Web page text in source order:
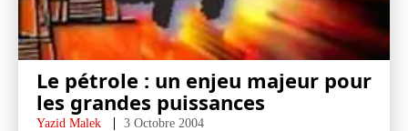
Le pétrole : un enjeu majeur pour
les grandes puissances
Yazid Malek 3 Octobre 2004